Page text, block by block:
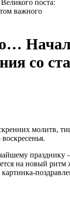
поста:
важного
со
молитв,
на новый